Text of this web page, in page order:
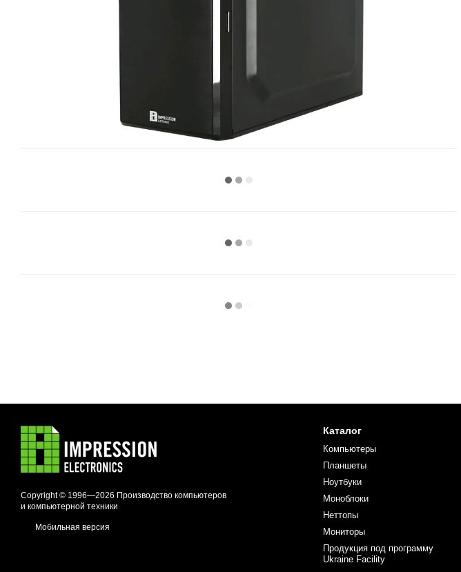
Copyright © 1996—2026 Производство компьютеров
и компьютерной техники
Мобильная версия
Каталог
Компьютеры
Планшеты
Ноутбуки
Моноблоки
Неттопы
Мониторы
Продукция под программу
Ukraine Facility